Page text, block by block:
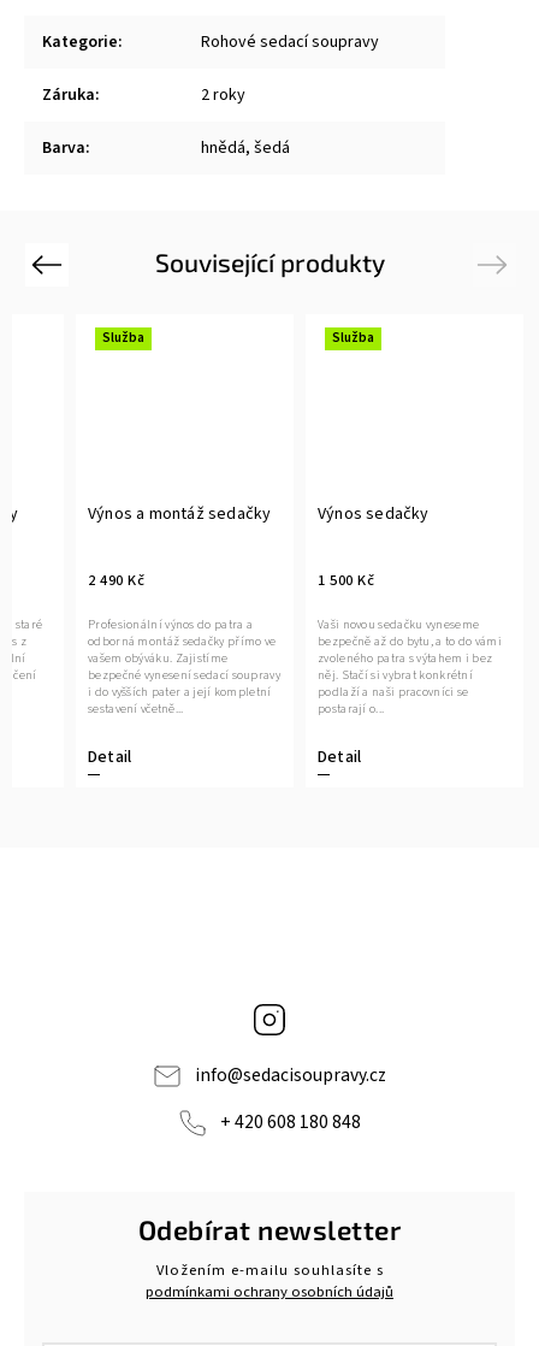
Kategorie: Rohové sedací soupravy
Záruka: 2 roky
Barva: hnědá, šedá
Související produkty
Previous
staré
z
Služba
Výnos a montáž sedačky
2 490 Kč
Detail
Profesionální výnos do patra a
odborná montáž sedačky přímo ve
vašem obýváku. Zajistíme
bezpečné vynesení sedací soupravy
i do vyšších pater a její kompletní
sestavení včetně...
Služba
Výnos sedačky
1 500 Kč
Detail
Vaši novou sedačku vyneseme
bezpečně až do bytu, a to do vámi
zvoleného patra s výtahem i bez
něj. Stačí si vybrat konkrétní
podlaží a naši pracovníci se
postarají o...
Next
info@sedacisoupravy.cz
+ 420 608 180 848
Odebírat newsletter
Vložením e-mailu souhlasíte s
podmínkami ochrany osobních údajů